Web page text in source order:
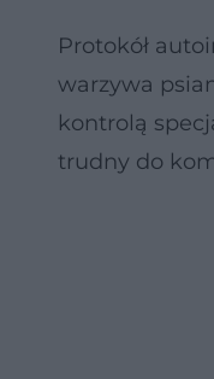
Protokół
warzywa
kontrolą
trudny do